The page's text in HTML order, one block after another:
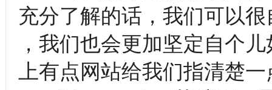
充分了解的话，我们可以
，我们也会更加坚定自个
上有点网站给我们指清楚